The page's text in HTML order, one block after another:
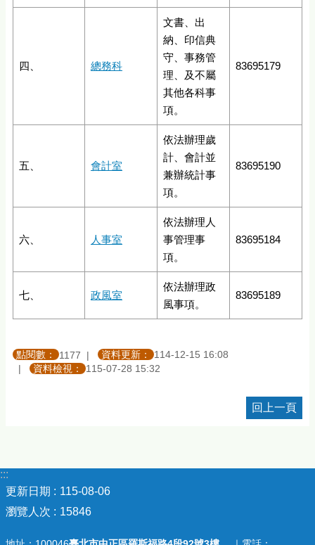
四、 總務科
文書、出
納、印信典
守、事務管
理、及不屬
其他各科事
項。
83695179
五、 會計室
依法辦理歲
計、會計並
兼辦統計事
項。
83695190
六、 人事室
依法辦理人
事管理事
項。
83695184
七、 政風室
依法辦理政
風事項。
83695189
點閱數： 1177 資料更新：
114-12-15 16:08
資料檢視：
115-07-28 15:32
回上一頁
:::
更新日期
115-08-06
瀏覽人次
15846